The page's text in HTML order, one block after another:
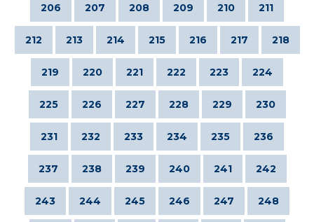
206 207 208 209 210 211
212 213 214 215 216 217 218
219 220 221 222 223 224
225 226 227 228 229 230
231 232 233 234 235 236
237 238 239 240 241 242
243 244 245 246 247 248